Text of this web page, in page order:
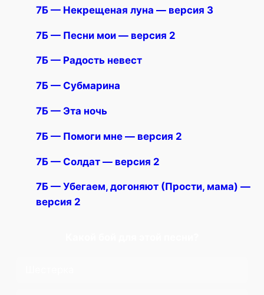
7Б — Некрещеная луна — версия 3
7Б — Песни мои — версия 2
7Б — Радость невест
7Б — Субмарина
7Б — Эта ночь
7Б — Помоги мне — версия 2
7Б — Солдат — версия 2
7Б — Убегаем, догоняют (Прости, мама) —
версия 2